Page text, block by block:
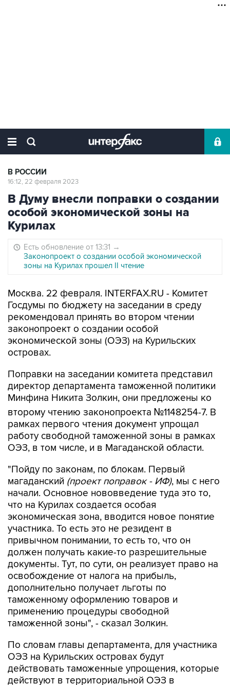
В РОССИИ
16:12, 22 февраля 2023
В Думу внесли поправки о создании
особой экономической зоны на
Курилах
Есть обновление от 13:31 →
Законопроект о создании особой экономической
зоны на Курилах прошел II чтение
Москва. 22 февраля. INTERFAX.RU - Комитет
Госдумы по бюджету на заседании в среду
рекомендовал принять во втором чтении
законопроект о создании особой
экономической зоны (ОЭЗ) на Курильских
островах.
Поправки на заседании комитета представил
директор департамента таможенной политики
Минфина Никита Золкин, они предложены ко
второму чтению законопроекта №1148254-7. В
рамках первого чтения документ упрощал
работу свободной таможенной зоны в рамках
ОЭЗ, в том числе, и в Магаданской области.
"Пойду по законам, по блокам. Первый
магаданский (проект поправок - ИФ), мы с него
начали. Основное нововведение туда это то,
что на Курилах создается особая
экономическая зона, вводится новое понятие
участника. То есть это не резидент в
привычном понимании, то есть то, что он
должен получать какие-то разрешительные
документы. Тут, по сути, он реализует право на
освобождение от налога на прибыль,
дополнительно получает льготы по
таможенному оформлению товаров и
применению процедуры свободной
таможенной зоны", - сказал Золкин.
По словам главы департамента, для участника
ОЭЗ на Курильских островах будут
действовать таможенные упрощения, которые
действуют в территориальной ОЭЗ в